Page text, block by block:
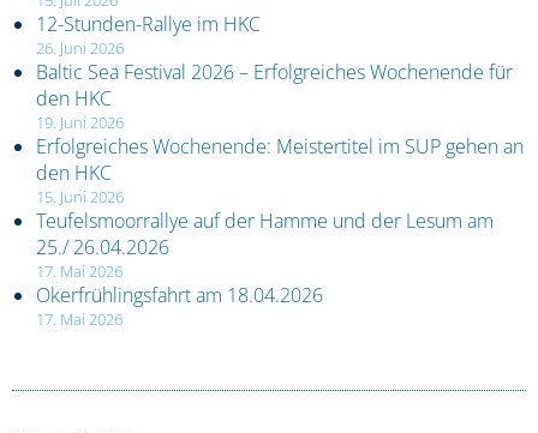
12-Stunden-Rallye im HKC
26. Juni 2026
Baltic Sea Festival 2026 – Erfolgreiches Wochenende für
den HKC
19. Juni 2026
Erfolgreiches Wochenende: Meistertitel im SUP gehen an
den HKC
15. Juni 2026
Teufelsmoorrallye auf der Hamme und der Lesum am
25./ 26.04.2026
17. Mai 2026
Okerfrühlingsfahrt am 18.04.2026
17. Mai 2026